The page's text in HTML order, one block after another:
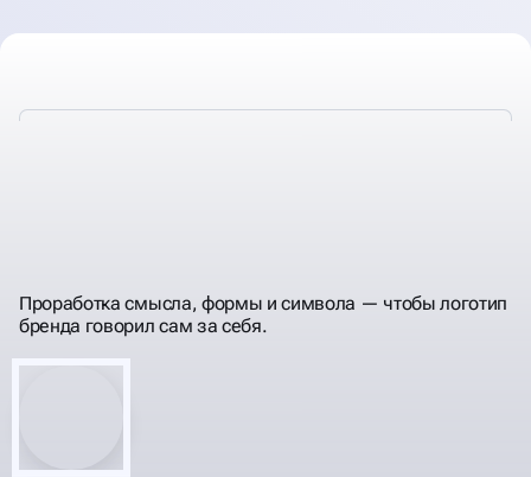
В ДИЗАЙН, КОТОРЫЙ
ТОЧНО СРАБОТАЕТ
Проработка смысла, формы и символа — чтобы логотип
бренда говорил сам за себя.